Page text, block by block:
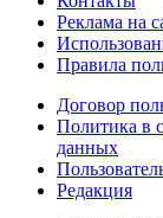
Реклама на
Правила
Договор
Политика в
данных
Редакция